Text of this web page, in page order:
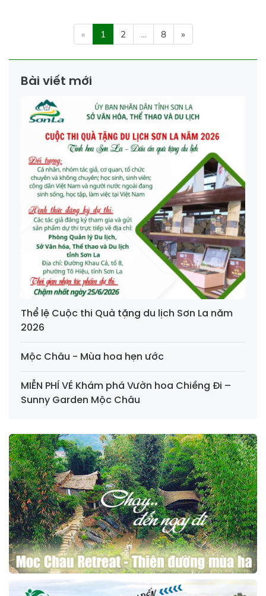
« 1 2 ... 8 »
Bài viết mới
Thể lệ Cuộc thi Quà tặng du lịch Sơn La năm
2026
Mộc Châu - Mùa hoa hẹn ước
MIỄN PHÍ VÉ Khám phá Vườn hoa Chiềng Đi –
Sunny Garden Mộc Châu